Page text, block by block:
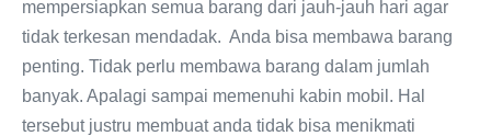
mempersiapkan semua barang dari jauh-jauh hari agar
tidak terkesan mendadak. Anda bisa membawa barang
penting. Tidak perlu membawa barang dalam jumlah
banyak. Apalagi sampai memenuhi kabin mobil. Hal
tersebut justru membuat anda tidak bisa menikmati